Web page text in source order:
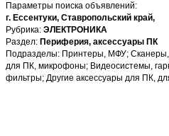
Параметры поиска объявлений:
г. Ессентуки, Ставропольский край,
Рубрика: ЭЛЕКТРОНИКА
Раздел: Периферия, аксессуары ПК
Подразделы: Принтеры, МФУ; Сканеры,
для ПК, микрофоны; Видеосистемы,
фильтры; Другие аксессуары для ПК,